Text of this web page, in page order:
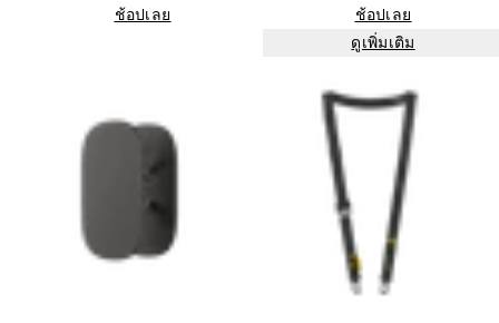
ช้อปเลย
ช้อปเลย
ดูเพิ่มเติม